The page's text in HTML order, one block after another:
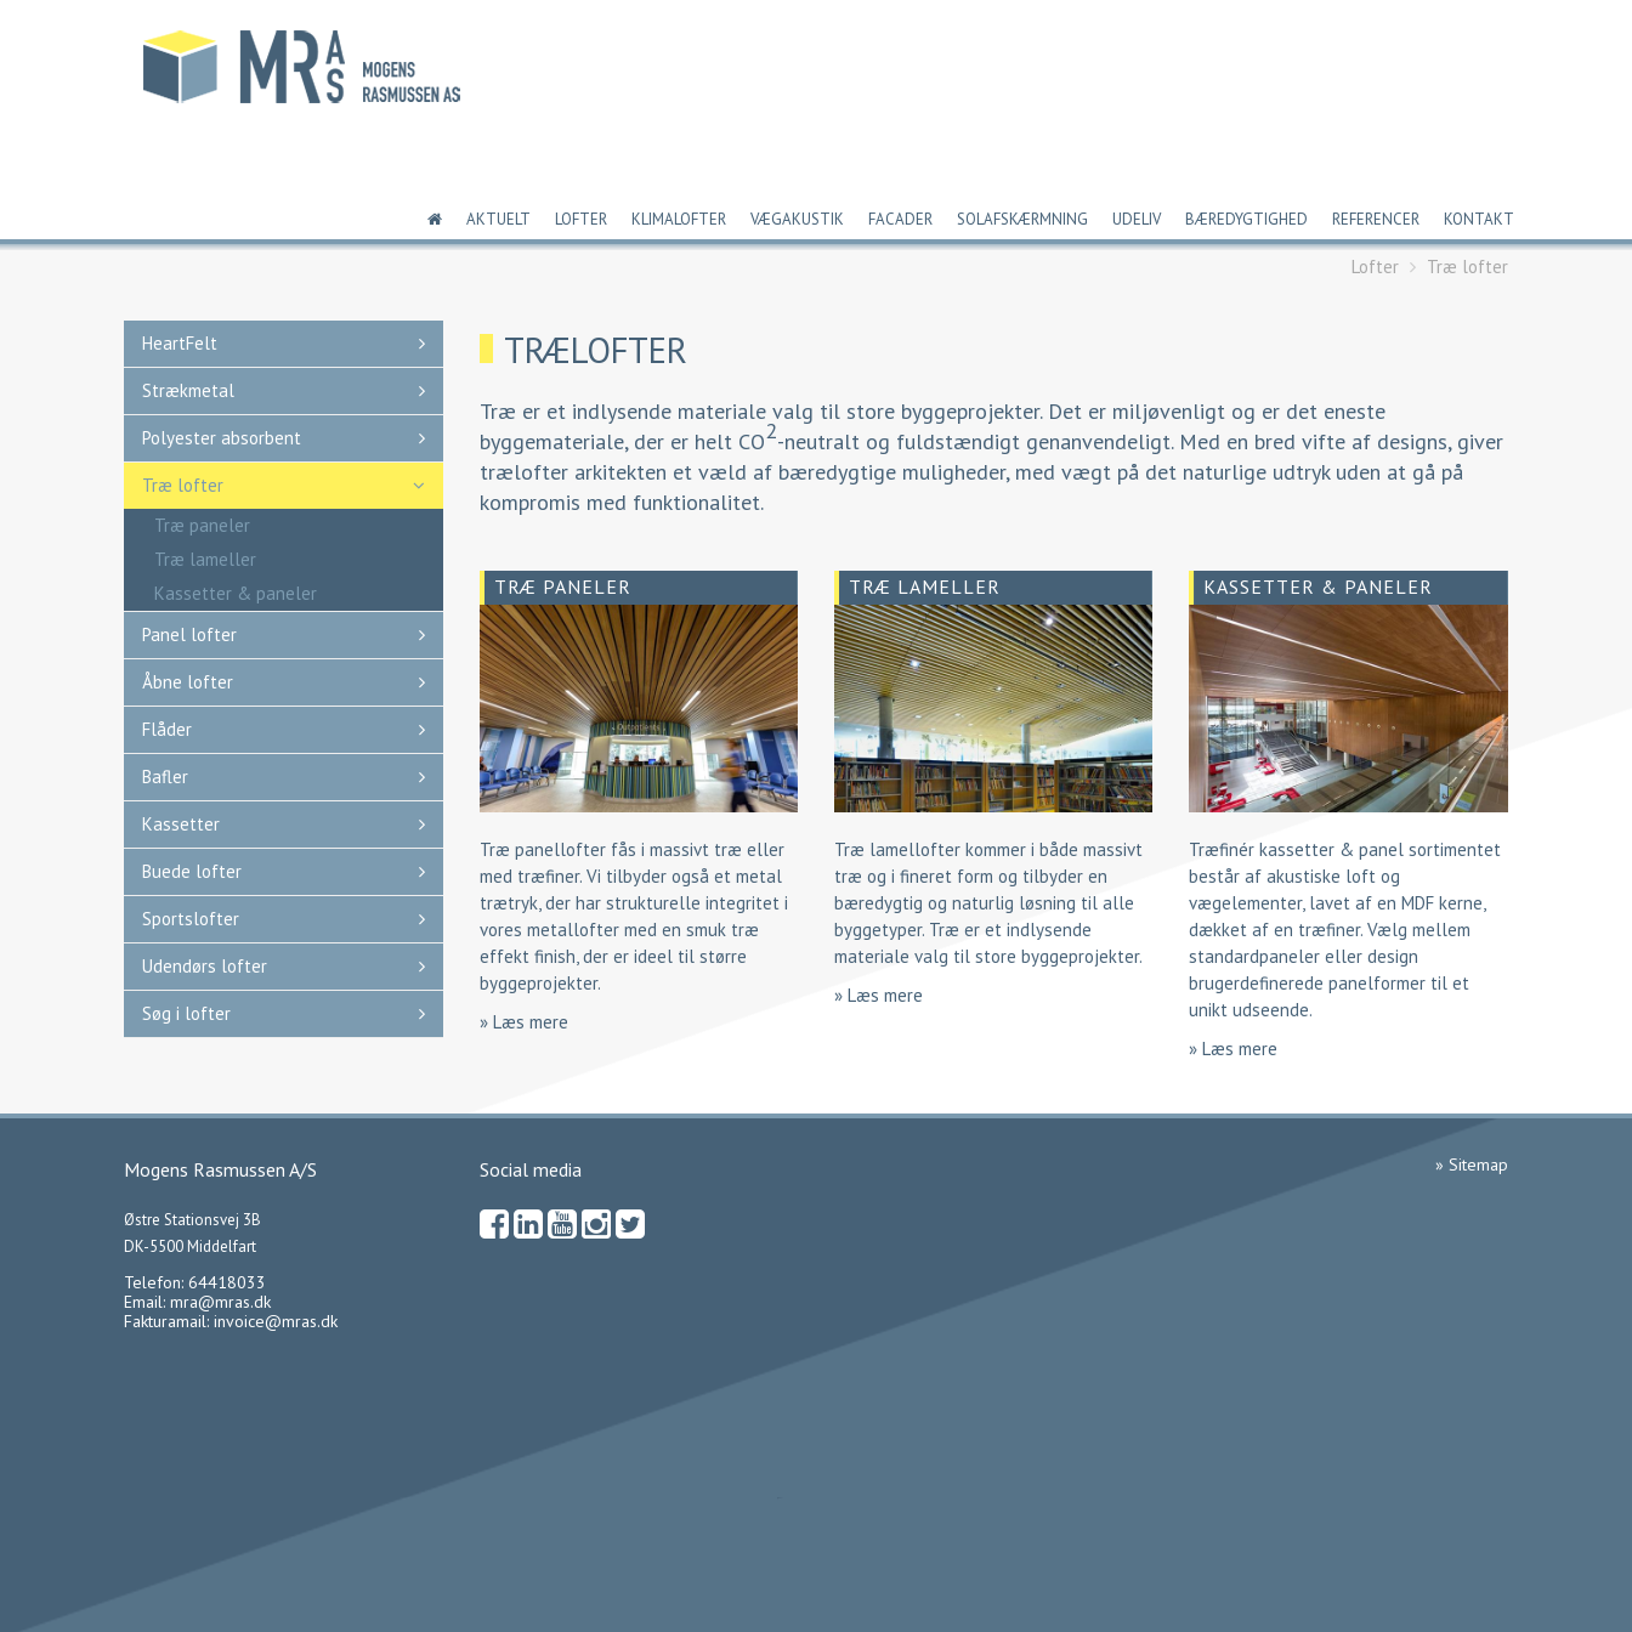
AKTUELT LOFTER KLIMALOFTER VÆGAKUSTIK FACADER SOLAFSKÆRMNING UDELIV BÆREDYGTIGHED REFERENCER KONTAKT
Lofter Træ lofter
HeartFelt
Strækmetal
Polyester absorbent
Træ lofter
Træ paneler
Træ lameller
Kassetter & paneler
Panel lofter
Åbne lofter
Flåder
Bafler
Kassetter
Buede lofter
Sportslofter
Udendørs lofter
Søg i lofter
TRÆLOFTER
Træ er et indlysende materiale valg til store byggeprojekter. Det er miljøvenligt og er det eneste
byggemateriale, der er helt CO2-neutralt og fuldstændigt genanvendeligt. Med en bred vifte af designs, giver
trælofter arkitekten et væld af bæredygtige muligheder, med vægt på det naturlige udtryk uden at gå på
kompromis med funktionalitet.
TRÆ PANELER
Træ panellofter fås i massivt træ eller
med træfiner. Vi tilbyder også et metal
trætryk, der har strukturelle integritet i
vores metallofter med en smuk træ
effekt finish, der er ideel til større
byggeprojekter.
» Læs mere
TRÆ LAMELLER
Træ lamellofter kommer i både massivt
træ og i fineret form og tilbyder en
bæredygtig og naturlig løsning til alle
byggetyper. Træ er et indlysende
materiale valg til store byggeprojekter.
» Læs mere
KASSETTER & PANELER
Træfinér kassetter & panel sortimentet
består af akustiske loft og
vægelementer, lavet af en MDF kerne,
dækket af en træfiner. Vælg mellem
standardpaneler eller design
brugerdefinerede panelformer til et
unikt udseende.
» Læs mere
Mogens Rasmussen A/S
Østre Stationsvej 3B
DK-5500 Middelfart
Telefon: 64418033
Email: mra@mras.dk
Fakturamail: invoice@mras.dk
Social media » Sitemap